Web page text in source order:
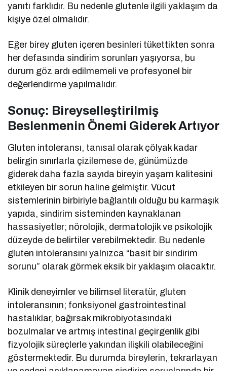
yanıtı farklıdır. Bu nedenle glutenle ilgili yaklaşım da
kişiye özel olmalıdır.
Eğer birey gluten içeren besinleri tükettikten sonra
her defasında sindirim sorunları yaşıyorsa, bu
durum göz ardı edilmemeli ve profesyonel bir
değerlendirme yapılmalıdır.
Sonuç: Bireyselleştirilmiş
Beslenmenin Önemi Giderek Artıyor
Gluten intoleransı, tanısal olarak çölyak kadar
belirgin sınırlarla çizilemese de, günümüzde
giderek daha fazla sayıda bireyin yaşam kalitesini
etkileyen bir sorun haline gelmiştir. Vücut
sistemlerinin birbiriyle bağlantılı olduğu bu karmaşık
yapıda, sindirim sisteminden kaynaklanan
hassasiyetler; nörolojik, dermatolojik ve psikolojik
düzeyde de belirtiler verebilmektedir. Bu nedenle
gluten intoleransını yalnızca “basit bir sindirim
sorunu” olarak görmek eksik bir yaklaşım olacaktır.
Klinik deneyimler ve bilimsel literatür, gluten
intoleransının; fonksiyonel gastrointestinal
hastalıklar, bağırsak mikrobiyotasındaki
bozulmalar ve artmış intestinal geçirgenlik gibi
fizyolojik süreçlerle yakından ilişkili olabileceğini
göstermektedir. Bu durumda bireylerin, tekrarlayan